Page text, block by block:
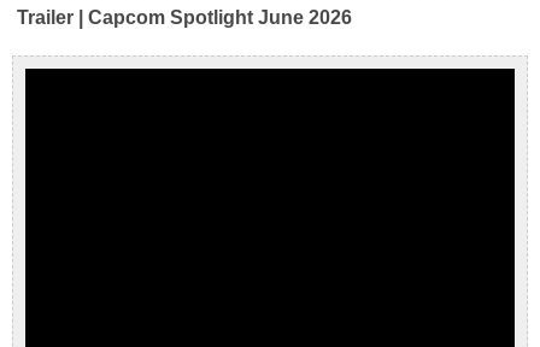
Trailer | Capcom Spotlight June 2026